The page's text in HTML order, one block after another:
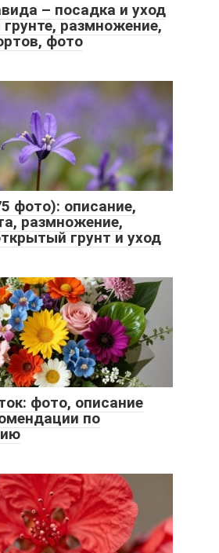
– посадка и уход
размножение,
фото
фото): описание,
размножение,
грунт и уход
фото, описание
по